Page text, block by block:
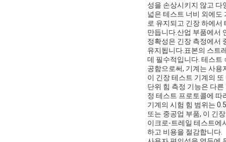
성을 손상시키지 않고 다
넓은 테스트 너비 외에도
로 유지되고 긴장 하에서
만듭니다.산업 부품에서
정확성은 긴장 측정에서
유지됩니다.표본의 스트
데 필수적입니다. 테스트
공함으로써, 기계는 사용
이 긴장 테스트 기계의
단위 힘 측정 기능은 다
정 테스트 프로토콜에 따
기계의 시험 힘 범위는
또는 중공업 부품, 이 긴
이크로-트레일 테스트에
하고 비용을 절감합니다.